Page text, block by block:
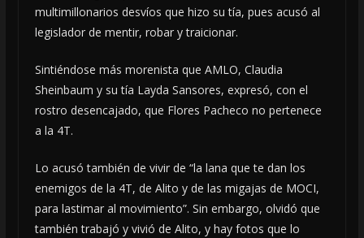
multimillonarios desvíos que hizo su tía, pues acusó al
legislador de mentir, robar y traicionar.
Sintiéndose más morenista que AMLO, Claudia
Sheinbaum y su tía Layda Sansores, expresó, con el
rostro desencajado, que Flores Pacheco no pertenece
a la 4T.
Lo acusó también de vivir de “la lana que te dan los
enemigos de la 4T, de Alito y de las migajas de MOCI,
para lastimar al movimiento”. Sin embargo, olvidó que
también trabajó y vivió de Alito, y hay fotos que lo